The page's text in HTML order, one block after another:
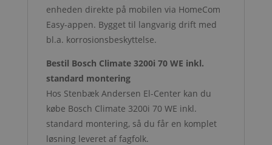
enheden direkte på mobilen via HomeCom
Easy-appen. Bygget til langvarig drift med
bl.a. korrosionsbeskyttelse.
Bestil Bosch Climate 3200i 70 WE inkl.
standard montering
Hos Stenbæk Andersen El-Center kan du
købe Bosch Climate 3200i 70 WE inkl.
standard montering, så du får en komplet
løsning leveret af fagfolk.